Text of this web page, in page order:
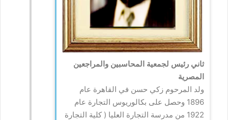
ثاني رئيس لجمعية المحاسبين والمراجعين
المصرية
ولد المرحوم زكي حسن في القاهرة عام
1896 وحصل على بكالوريوس التجارة عام
1922 من مدرسة التجارة العليا ( كلية التجارة